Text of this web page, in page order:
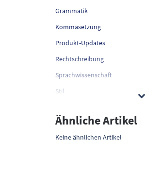
Grammatik
Kommasetzung
Produkt-Updates
Rechtschreibung
Sprachwissenschaft
Stil
Ähnliche Artikel
Keine ähnlichen Artikel